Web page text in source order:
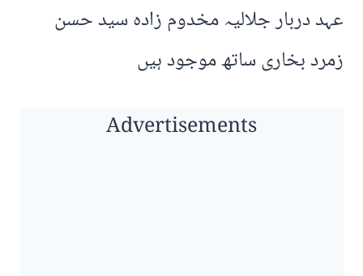
عہد دربار جلالیہ مخدوم زادہ سید حسن
زمرد بخاری ساتھ موجود ہیں
Advertisements